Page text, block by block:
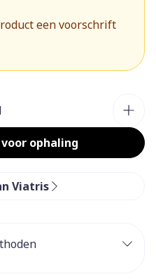
een voorschrift
ophaling
Viatris